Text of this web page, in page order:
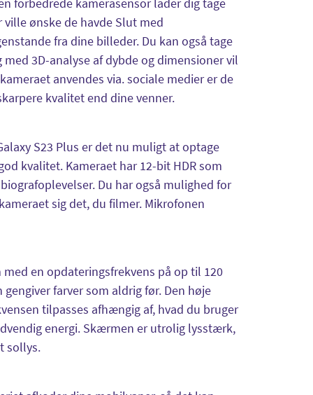
ønske de havde Slut med
fra dine billeder. Du kan også tage
3D-analyse af dybde og dimensioner vil
anvendes via. sociale medier er de
kvalitet end dine venner.
S23 Plus er det nu muligt at optage
kvalitet. Kameraet har 12-bit HDR som
Du har også mulighed for
sig det, du filmer. Mikrofonen
med en opdateringsfrekvens på op til 120
farver som aldrig før. Den høje
tilpasses afhængig af, hvad du bruger
energi. Skærmen er utrolig lysstærk,
sollys.